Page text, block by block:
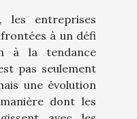
les entreprises
à un défi
à la tendance
pas seulement
une évolution
dont les